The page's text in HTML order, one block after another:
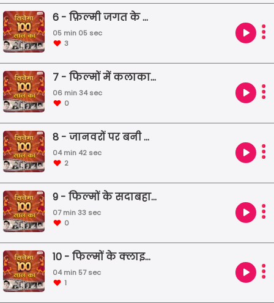
6 - फ़िल्मी जगत के गीनीज़ वर्ल्ड रिकॉर्ड
05 min 05 sec
3
7 - फिल्मों में कलाकारों के प्रोफेशन
06 min 34 sec
0
8 - जानवरों पर बनी फ़िल्में
04 min 42 sec
2
9 - फिल्मों के सदाबहार डायलॉग्स
07 min 33 sec
0
10 - फिल्मों के क्लाइमेक्स सॉन्ग्स
04 min 57 sec
1